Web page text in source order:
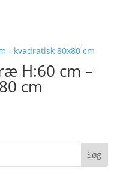
H:60 cm –
cm
Søg